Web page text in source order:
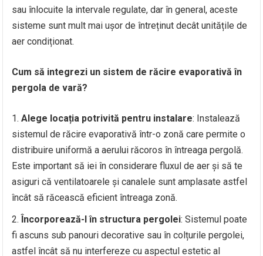
sau înlocuite la intervale regulate, dar în general, aceste
sisteme sunt mult mai ușor de întreținut decât unitățile de
aer condiționat.
Cum să integrezi un sistem de răcire evaporativă în
pergola de vară?
Alege locația potrivită pentru instalare: Instalează
sistemul de răcire evaporativă într-o zonă care permite o
distribuire uniformă a aerului răcoros în întreaga pergolă.
Este important să iei în considerare fluxul de aer și să te
asiguri că ventilatoarele și canalele sunt amplasate astfel
încât să răcească eficient întreaga zonă.
Încorporează-l în structura pergolei: Sistemul poate
fi ascuns sub panouri decorative sau în colțurile pergolei,
astfel încât să nu interfereze cu aspectul estetic al